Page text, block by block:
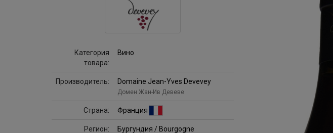
Категория
товара:
Вино
Производитель: Domaine Jean-Yves Devevey
Домен Жан-Ив Девеве
Страна: Франция
Регион: Бургундия / Bourgogne